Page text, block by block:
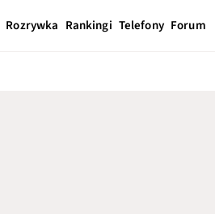
Rozrywka Rankingi Telefony Forum